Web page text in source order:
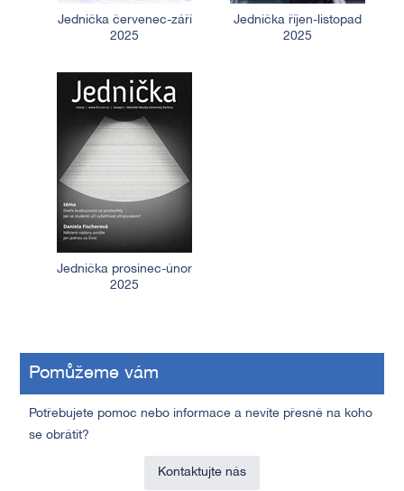
Jednička červenec-září
2025
Jednička říjen-listopad
2025
Jednička prosinec-únor
2025
Pomůžeme vám
Potřebujete pomoc nebo informace a nevíte přesně na koho
se obrátit?
Kontaktujte nás